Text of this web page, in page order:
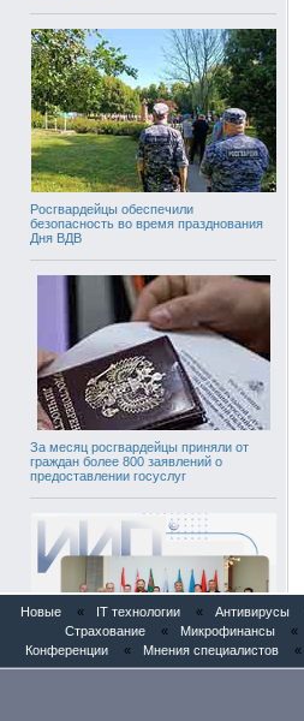
Росгвардейцы обеспечили
безопасность во время празднования
Дня ВДВ
За месяц росгвардейцы приняли от
граждан более 800 заявлений о
предоставлении госуслуг
Новые « IT технологии « Антивирусы
Страхование
« Микрофинансы «
Конференции
« Мнения специалистов «